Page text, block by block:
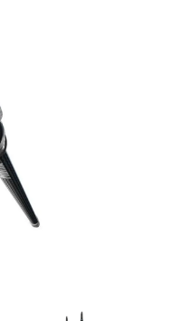
tyč 2 x 0,60 m